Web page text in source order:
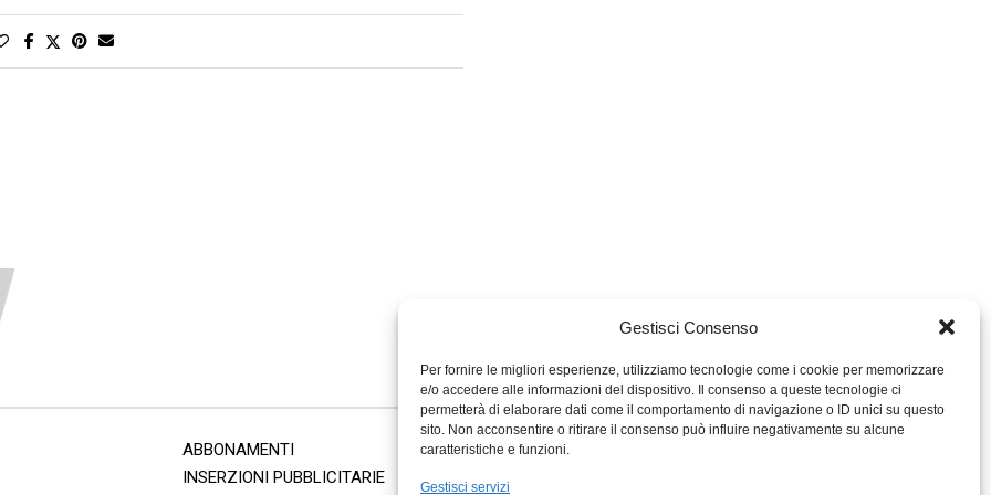
Gestisci Consenso
Per fornire le migliori esperienze, utilizziamo tecnologie come i cookie per memorizzare
e/o accedere alle informazioni del dispositivo. Il consenso a queste tecnologie ci
permetterà di elaborare dati come il comportamento di navigazione o ID unici su questo
sito. Non acconsentire o ritirare il consenso può influire negativamente su alcune
caratteristiche e funzioni.
Gestisci servizi
ABBONAMENTI
INSERZIONI PUBBLICITARIE
MIGROS TICINO